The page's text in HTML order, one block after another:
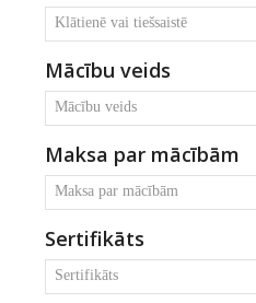
Klātienē vai tiešsaistē
Mācību veids
Mācību veids
Maksa par mācībām
Maksa par mācībām
Sertifikāts
Sertifikāts